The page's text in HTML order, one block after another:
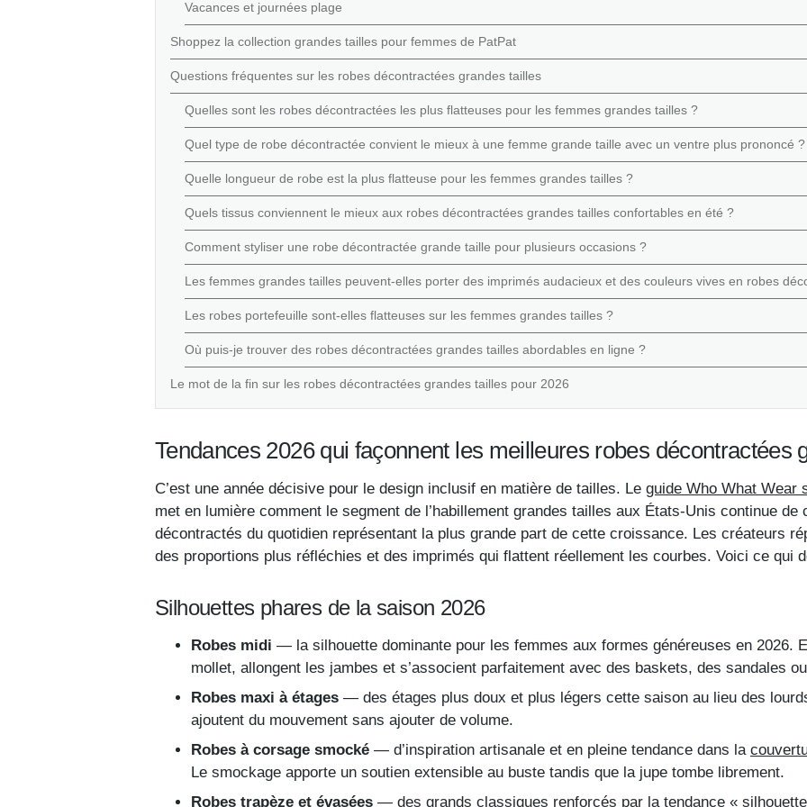
Vacances et journées plage
Shoppez la collection grandes tailles pour femmes de PatPat
Questions fréquentes sur les robes décontractées grandes tailles
Quelles sont les robes décontractées les plus flatteuses pour les femmes grandes tailles ?
Quel type de robe décontractée convient le mieux à une femme grande taille avec un ventre plus prononcé ?
Quelle longueur de robe est la plus flatteuse pour les femmes grandes tailles ?
Quels tissus conviennent le mieux aux robes décontractées grandes tailles confortables en été ?
Comment styliser une robe décontractée grande taille pour plusieurs occasions ?
Les femmes grandes tailles peuvent-elles porter des imprimés audacieux et des couleurs vives en robes
Les robes portefeuille sont-elles flatteuses sur les femmes grandes tailles ?
Où puis-je trouver des robes décontractées grandes tailles abordables en ligne ?
Le mot de la fin sur les robes décontractées grandes tailles pour 2026
Tendances 2026 qui façonnent les meilleures robes décontractées
C’est une année décisive pour le design inclusif en matière de tailles. Le guide Who What Wear
met en lumière comment le segment de l’habillement grandes tailles aux États-Unis continue
décontractés du quotidien représentant la plus grande part de cette croissance. Les créateurs
des proportions plus réfléchies et des imprimés qui flattent réellement les courbes. Voici ce qui
Silhouettes phares de la saison 2026
Robes midi — la silhouette dominante pour les femmes aux formes généreuses en 2026.
mollet, allongent les jambes et s’associent parfaitement avec des baskets, des sandales
Robes maxi à étages — des étages plus doux et plus légers cette saison au lieu des
ajoutent du mouvement sans ajouter de volume.
Robes à corsage smocké — d’inspiration artisanale et en pleine tendance dans la
Le smockage apporte un soutien extensible au buste tandis que la jupe tombe librement.
Robes trapèze et évasées — des grands classiques renforcés par la tendance «